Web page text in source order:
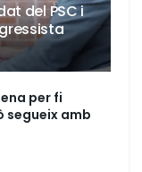
del PSC i
per fi
segueix amb